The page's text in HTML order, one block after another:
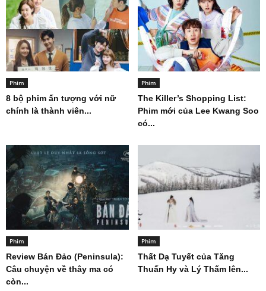
Phim
8 bộ phim ấn tượng với nữ
chính là thành viên...
Phim
The Killer’s Shopping List:
Phim mới của Lee Kwang Soo
có...
Phim
Review Bán Đảo (Peninsula):
Câu chuyện về thây ma có
còn...
Phim
Thất Dạ Tuyết của Tăng
Thuấn Hy và Lý Thấm lên...